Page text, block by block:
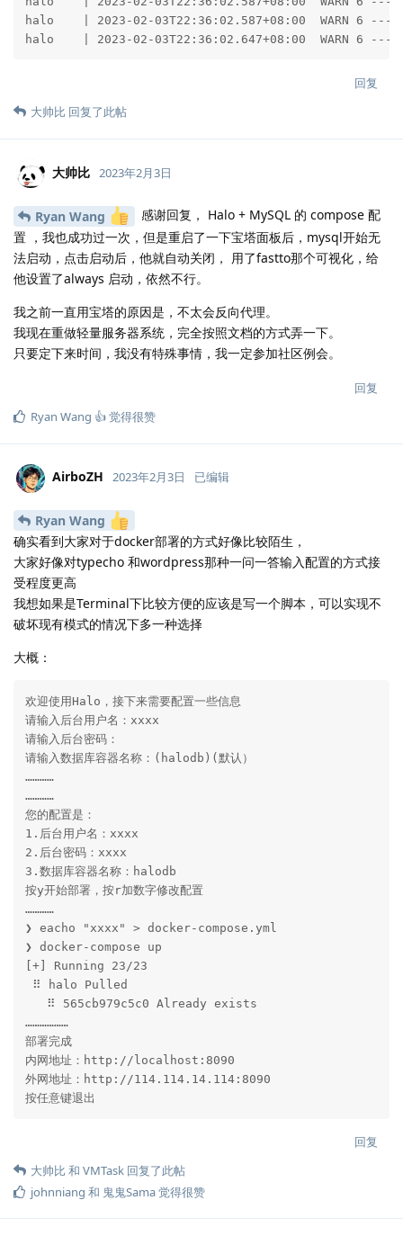
回复
大帅比 回复了此帖
大帅比 2023年2月3日
Ryan Wang
感谢回复， Halo + MySQL 的 compose 配
置 ，我也成功过一次，但是重启了一下宝塔面板后，mysql开始无
法启动，点击启动后，他就自动关闭， 用了fastto那个可视化，给
他设置了always 启动，依然不行。
我之前一直用宝塔的原因是，不太会反向代理。
我现在重做轻量服务器系统，完全按照文档的方式弄一下。
只要定下来时间，我没有特殊事情，我一定参加社区例会。
回复
Ryan Wang 👍觉得很赞
AirboZH 2023年2月3日 已编辑
Ryan Wang
确实看到大家对于docker部署的方式好像比较陌生，
大家好像对typecho 和wordpress那种一问一答输入配置的方式接
受程度更高
我想如果是Terminal下比较方便的应该是写一个脚本，可以实现不
破坏现有模式的情况下多一种选择
大概：
欢迎使用Halo，接下来需要配置一些信息
请输入后台用户名：xxxx
请输入后台密码：
请输入数据库容器名称：(halodb)(默认）
…………
…………
您的配置是：
1.后台用户名：xxxx
2.后台密码：xxxx
3.数据库容器名称：halodb
按y开始部署，按r加数字修改配置
…………
❯ eacho "xxxx" > docker-compose.yml
❯ docker-compose up
[+] Running 23/23
⠿ halo Pulled
   ⠿ 565cb979c5c0 Already exists
………………
部署完成
内网地址：http://localhost:8090
外网地址：http://114.114.14.114:8090
按任意键退出
回复
大帅比和 VMTask 回复了此帖
johnniang 和 鬼鬼Sama觉得很赞